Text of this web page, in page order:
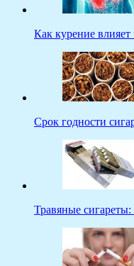
Как курение влияет
Срок годности
Травяные сигареты: